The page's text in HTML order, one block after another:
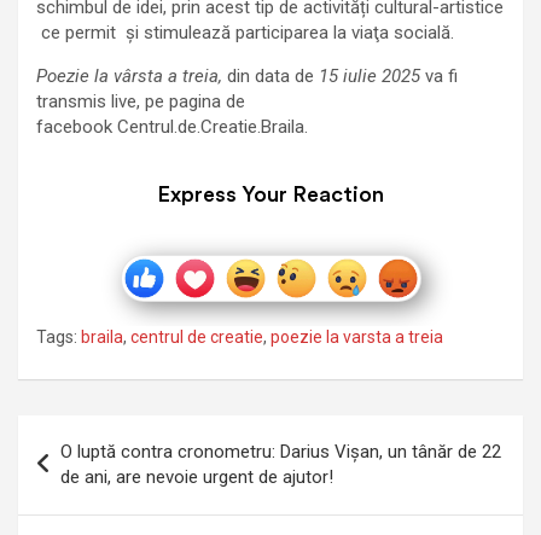
schimbul de idei, prin acest tip de activități cultural-artistice
ce permit și stimulează participarea la viaţa socială.
Poezie la vârsta a treia, din data de 15 iulie 2025va fi
transmis live, pe pagina de
facebook Centrul.de.Creatie.Braila.
Express Your Reaction
Tags: braila, centrul de creatie, poezie la varsta a treia
în
articole
O luptă contra cronometru: Darius Vișan, un tânăr de 22
de ani, are nevoie urgent de ajutor!